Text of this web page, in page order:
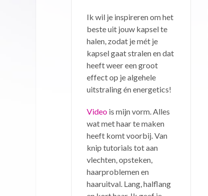
Ik wil je inspireren om het
beste uit jouw kapsel te
halen, zodat je mét je
kapsel gaat stralen en dat
heeft weer een groot
effect op je algehele
uitstraling én energetics!
Video is mijn vorm. Alles
wat met haar te maken
heeft komt voorbij. Van
knip tutorials tot aan
vlechten, opsteken,
haarproblemen en
haaruitval. Lang, halflang